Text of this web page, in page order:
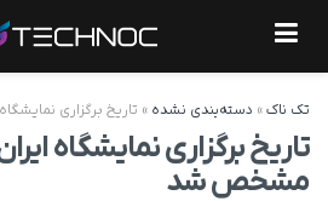
تک ناک» دسته‌بندی نشده » تاریخ برگزاری نمایشگاه ایران
مشخص شد